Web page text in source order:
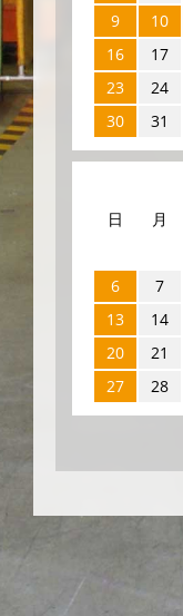
9
10
16
17
23
24
30
31
日
月
6
7
13
14
20
21
27
28